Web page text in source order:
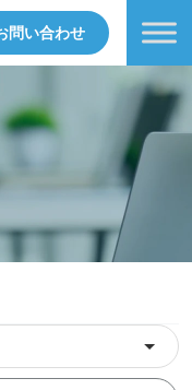
問い合わせ